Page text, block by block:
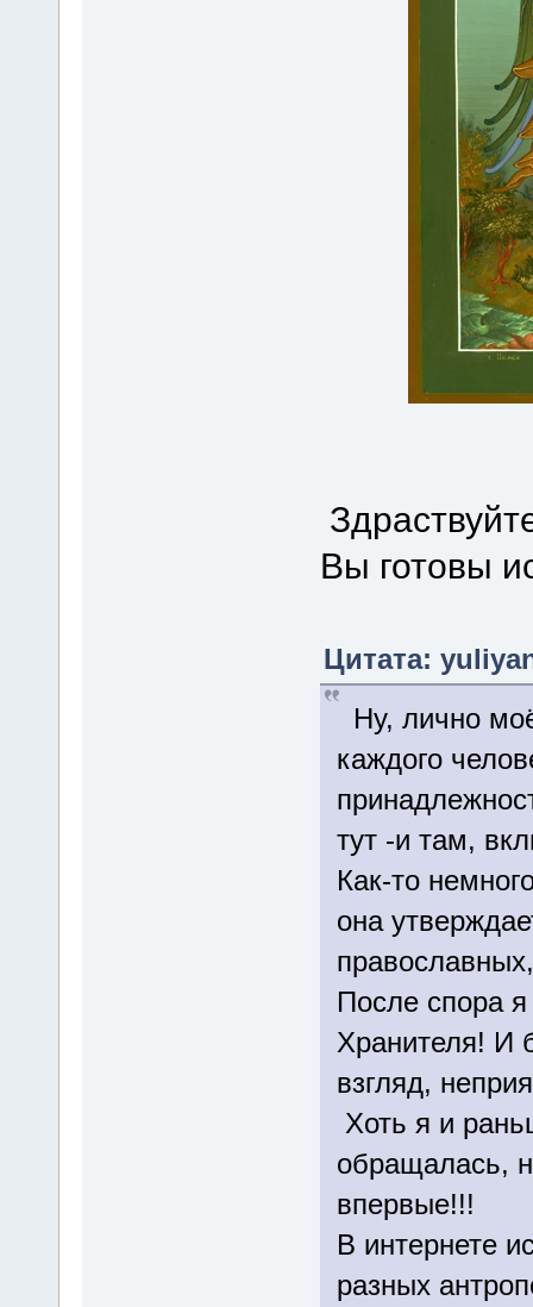
Вы готовы
Цитата:
Ну, лично
каждого
тут -и там,
Как-то
она
После спора я
Хранителя! И
взгляд,
Хоть я и
обращалась,
впервые!!!
В интернете
разных